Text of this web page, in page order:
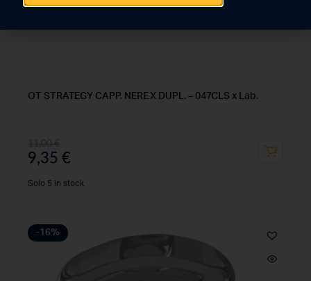
OT STRATEGY CAPP. NERE X DUPL. – 047CLS x Lab.
9,35 €
Solo 5 in stock
-16%